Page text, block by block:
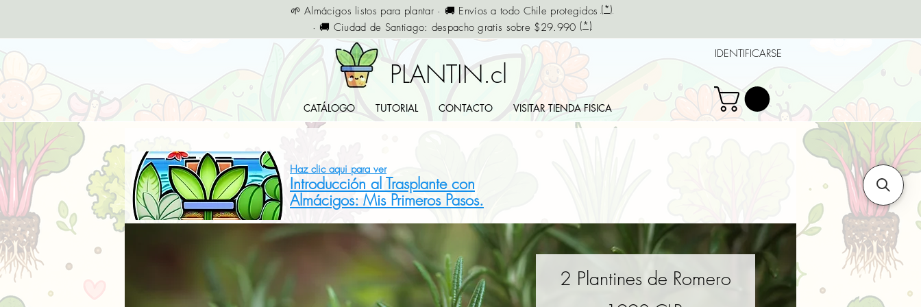
🌱 Almácigos listos para plantar · 🚚 Envíos a todo Chile protegidos
· 🚚 Ciudad de Santiago: despacho gratis sobre $29.990 (*)
(*)
PLANTIN.cl
CATÁLOGO TUTORIAL CONTACTO VISITAR TIENDA FISICA
IDENTIFICARSE
2 Plantines de Romero
Introducción al Trasplante con
Almácigos: Mis Primeros Pasos.
Haz clic aqui para ver